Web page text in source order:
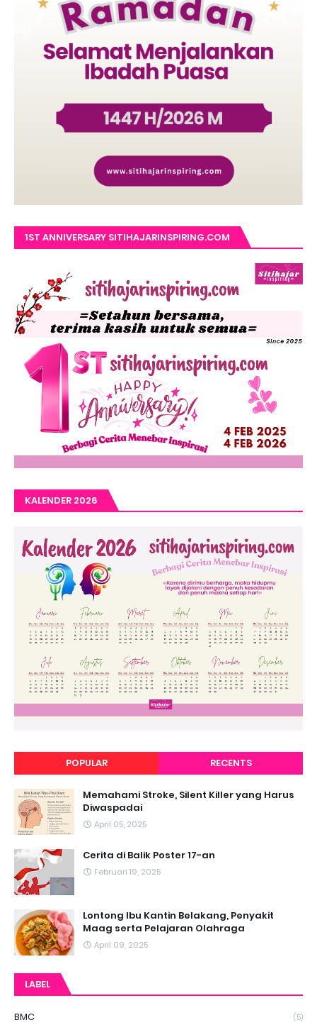
1ST ANNIVERSARY SITIHAJARINSPIRING.COM
KALENDER 2026
POPULAR RECENTS
Memahami Stroke, Silent Killer yang Harus
Diwaspadai
April 05, 2025
Cerita di Balik Poster 17-an
Februari 19, 2025
Lontong Ibu Kantin Belakang, Penyakit
Maag serta Pelajaran Olahraga
April 09, 2025
LABEL
BMC (5)